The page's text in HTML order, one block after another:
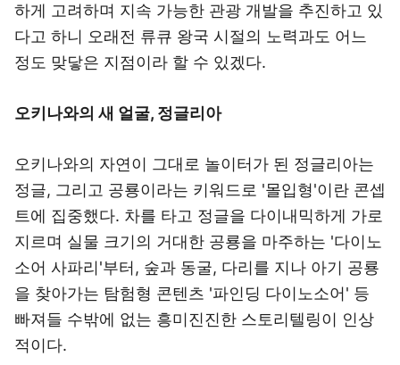
하게 고려하며 지속 가능한 관광 개발을 추진하고 있
다고 하니 오래전 류큐 왕국 시절의 노력과도 어느
정도 맞닿은 지점이라 할 수 있겠다.
오키나와의 새 얼굴, 정글리아
오키나와의 자연이 그대로 놀이터가 된 정글리아는
정글, 그리고 공룡이라는 키워드로 '몰입형'이란 콘셉
트에 집중했다. 차를 타고 정글을 다이내믹하게 가로
지르며 실물 크기의 거대한 공룡을 마주하는 '다이노
소어 사파리'부터, 숲과 동굴, 다리를 지나 아기 공룡
을 찾아가는 탐험형 콘텐츠 '파인딩 다이노소어' 등
빠져들 수밖에 없는 흥미진진한 스토리텔링이 인상
적이다.